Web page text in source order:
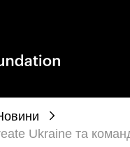
Ukraine та